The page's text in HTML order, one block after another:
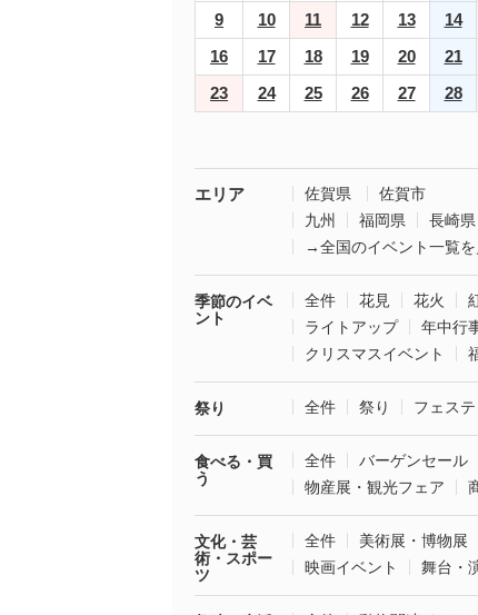
9
10 11 12 13 14
16
17 18 19 20 21
23
24 25 26 27 28
エリア 佐賀県
佐賀市
九州
福岡県 長崎県
→全国のイベント一覧を
季節のイベ
ント
全件 花見 花火
ライトアップ
年中行
クリスマスイベント
祭り 全件 祭り フェス
食べる・買
う
全件 バーゲンセール
物産展・観光フェア
文化・芸
術・スポー
ツ
全件 美術展・博物展
映画イベント
舞台・